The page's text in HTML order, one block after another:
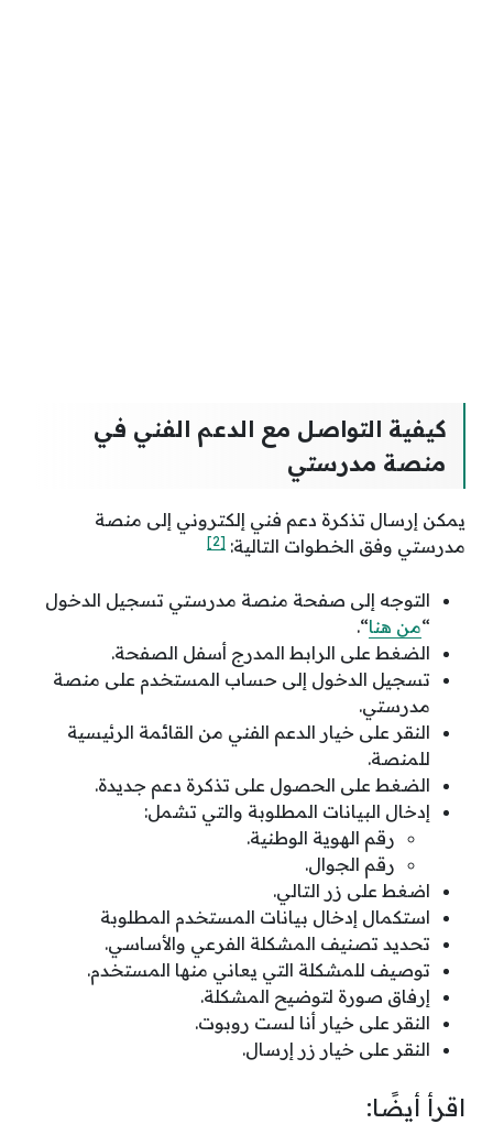
كيفية التواصل مع الدعم الفني في
منصة مدرستي
يمكن إرسال تذكرة دعم فني إلكتروني إلى منصة
مدرستي وفق الخطوات التالية: [2]
التوجه إلى صفحة منصة مدرستي تسجيل الدخول
“من هنا“.
الضغط على الرابط المدرج أسفل الصفحة.
تسجيل الدخول إلى حساب المستخدم على منصة
مدرستي.
النقر على خيار الدعم الفني من القائمة الرئيسية
للمنصة.
الضغط على الحصول على تذكرة دعم جديدة.
إدخال البيانات المطلوبة والتي تشمل:
رقم الهوية الوطنية.
رقم الجوال.
اضغط على زر التالي.
استكمال إدخال بيانات المستخدم المطلوبة
تحديد تصنيف المشكلة الفرعي والأساسي.
توصيف للمشكلة التي يعاني منها المستخدم.
إرفاق صورة لتوضيح المشكلة.
النقر على خيار أنا لست روبوت.
النقر على خيار زر إرسال.
اقرأ أيضًا: